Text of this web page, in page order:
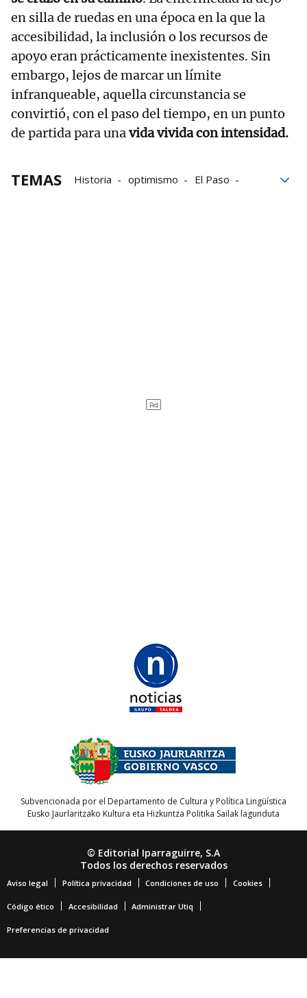
en silla de ruedas en una época en la que la
accesibilidad, la inclusión o los recursos de
apoyo eran prácticamente inexistentes. Sin
embargo, lejos de marcar un límite
infranqueable, aquella circunstancia se
convirtió, con el paso del tiempo, en un punto
de partida para unavida vivida con intensidad.
TEMAS Historia optimismo
El Paso
Subvencionada por el Departamento de Cultura y Política Lingüística
Eusko Jaurlaritzako Kultura eta Hizkuntza Politika Sailak lagunduta
© Editorial Iparraguirre, S.A
Todos los derechos reservados
Aviso legal Política privacidad Condiciones de uso Cookies
Código ético Accesibilidad Administrar Utiq
Preferencias de privacidad